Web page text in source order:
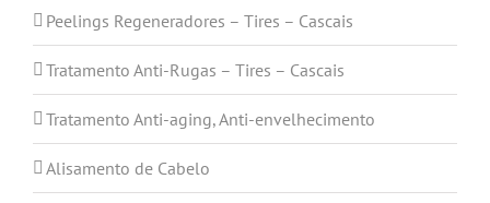
Peelings Regeneradores – Tires – Cascais
Tratamento Anti-Rugas – Tires – Cascais
Tratamento Anti-aging, Anti-envelhecimento
Alisamento de Cabelo